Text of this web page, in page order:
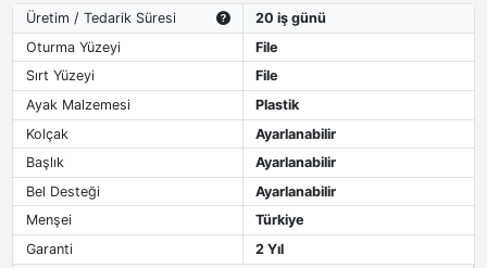
Üretim / Tedarik Süresi
20 iş günü
Oturma Yüzeyi
File
Sırt Yüzeyi
File
Ayak Malzemesi
Plastik
Kolçak
Ayarlanabilir
Başlık
Ayarlanabilir
Bel Desteği
Ayarlanabilir
Menşei
Türkiye
Garanti
2 Yıl